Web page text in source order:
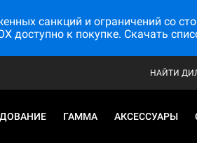
санкций и ограничений со
доступно к покупке. Скачать
НАЙТИ
ГАММА АКСЕССУАРЫ